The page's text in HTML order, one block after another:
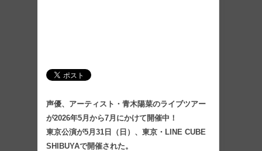
声優、アーティスト・青木陽菜のライブツアー
が2026年5月から7月にかけて開催中！
東京公演が5月31日（日）、東京・LINE CUBE
SHIBUYAで開催された。